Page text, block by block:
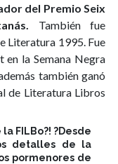
del Premio Seix
También fue
Literatura 1995. Fue
la Semana Negra
también ganó
de Literatura Libros
FILBo?! ?Desde
detalles de la
pormenores de